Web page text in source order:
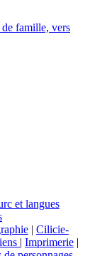
famille, vers
et langues
| Cilicie-
| Imprimerie |